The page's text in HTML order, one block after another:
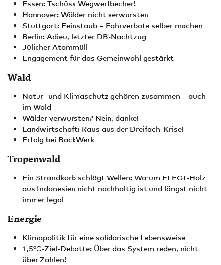
Essen: Tschüss Wegwerfbecher!
Hannover: Wälder nicht verwursten
Stuttgart: Feinstaub – Fahrverbote selber machen
Berlin: Adieu, letzter DB-Nachtzug
Jülicher Atommüll
Engagement für das Gemeinwohl gestärkt
Wald
Natur- und Klimaschutz gehören zusammen – auch
im Wald
Wälder verwursten? Nein, danke!
Landwirtschaft: Raus aus der Dreifach-Krise!
Erfolg bei BackWerk
Tropenwald
Ein Strandkorb schlägt Wellen: Warum FLEGT-Holz
aus Indonesien nicht nachhaltig ist und längst nicht
immer legal
Energie
Klimapolitik für eine solidarische Lebensweise
1,5°C-Ziel-Debatte: Über das System reden, nicht
über Zahlen!